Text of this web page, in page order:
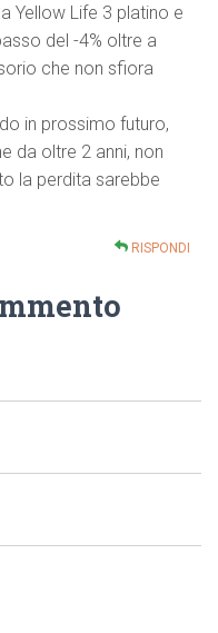
Yellow Life 3 platino e
del -4% oltre a
che non sfiora
in prossimo futuro,
da oltre 2 anni, non
la perdita sarebbe
RISPONDI